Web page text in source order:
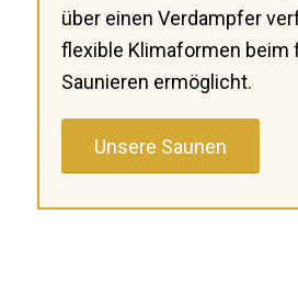
über einen Verdampfer
flexible Klimaformen beim
Saunieren ermöglicht.
Unsere Saunen